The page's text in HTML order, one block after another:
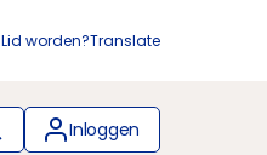
Lid worden?Translate
Inloggen